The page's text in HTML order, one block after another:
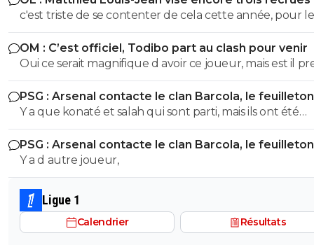
qui ont étudiés un minimum l'histoire savent que ce
deux idéologies bien différentes ! T'avais pas dit le numéro 88
interdit en série A, mais en Italie...ce qui n'est pas du
meme chose ! Tu confonds tjr tout, c'est pas de ma
tu es très limité intellectuellement
c'est triste de se contenter de cela cette année, pour
joueurs de plus de 15 M 12 sont allés de la ligue 1 à l'étranger
2 sont venu de l'étranger en ligue 1
OM : C’est officiel, Todibo part au clash pour venir
Oui ce serait magnifique d avoir ce joueur, mais est il
touché 150 000 mensuel ? On verra bien
PSG : Arsenal contacte le clan Barcola, le feuilleton
relancé
Y a que konaté et salah qui sont parti, mais ils ont été
remplacés
PSG : Arsenal contacte le clan Barcola, le feuilleton
relancé
Y a d autre joueur,
Ligue 1
Calendrier Résultats